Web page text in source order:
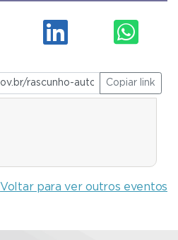
Copiar link
Voltar para ver outros eventos